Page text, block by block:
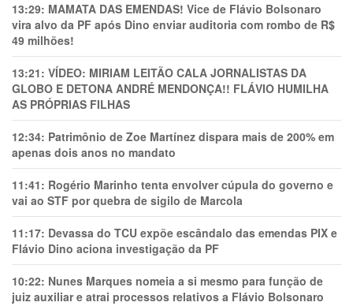
13:29: MAMATA DAS EMENDAS! Vice de Flávio Bolsonaro
vira alvo da PF após Dino enviar auditoria com rombo de R$
49 milhões!
13:21: VÍDEO: MIRIAM LEITÃO CALA JORNALISTAS DA
GLOBO E DETONA ANDRÉ MENDONÇA!! FLÁVIO HUMILHA
AS PRÓPRIAS FILHAS
12:34: Patrimônio de Zoe Martínez dispara mais de 200% em
apenas dois anos no mandato
11:41: Rogério Marinho tenta envolver cúpula do governo e
vai ao STF por quebra de sigilo de Marcola
11:17: Devassa do TCU expõe escândalo das emendas PIX e
Flávio Dino aciona investigação da PF
10:22: Nunes Marques nomeia a si mesmo para função de
juiz auxiliar e atrai processos relativos a Flávio Bolsonaro